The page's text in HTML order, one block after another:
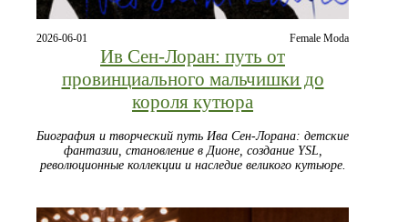
2026-06-01 Female Moda
Ив Сен-Лоран: путь от
провинциального мальчишки до
короля кутюра
Биография и творческий путь Ива Сен-Лорана: детские
фантазии, становление в Дионе, создание YSL,
революционные коллекции и наследие великого кутьюре.